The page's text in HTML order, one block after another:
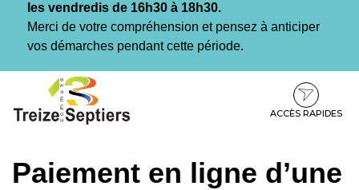
les vendredis de 16h30 à 18h30.
Merci de votre compréhension et pensez à anticiper
vos démarches pendant cette période.
contenu
pied
ACCÈS RAPIDES
Paiement en ligne d’une